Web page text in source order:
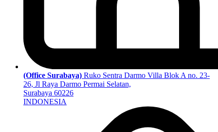
(Office Surabaya) Ruko Sentra Darmo Villa Blok A no. 23-
26, Jl Raya Darmo Permai Selatan,
Surabaya 60226
INDONESIA